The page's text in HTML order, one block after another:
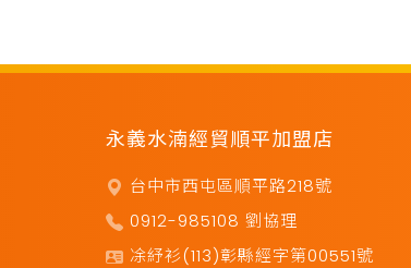
永義水湳經貿順平加盟店
台中市西屯區順平路218號
0912-985108 劉協理
凃紓衫(113)彰縣經字第00551號